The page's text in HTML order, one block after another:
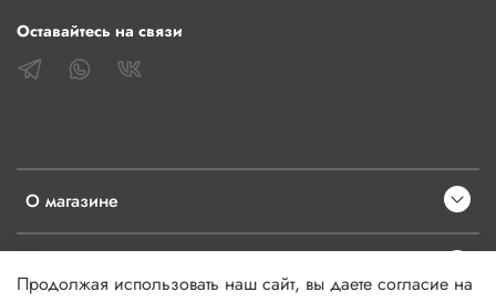
О магазине
Оставайтесь на связи
Продолжая использовать наш сайт, вы даете согласие на